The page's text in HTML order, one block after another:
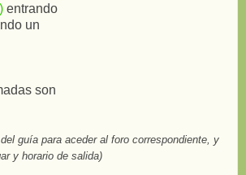
entrando
un
son
guía para aceder al foro correspondiente, y
y horario de salida)